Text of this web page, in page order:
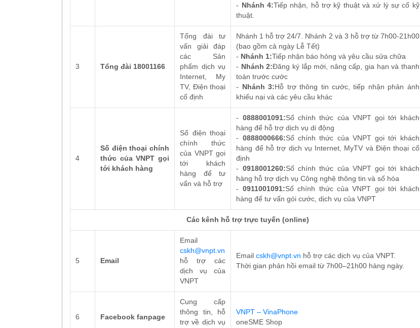
- Nhánh 4:Tiếp nhận, hỗ trợ kỹ thuật và xử lý sự cố kỹ
thuật.
3 Tổng đài 18001166
Tổng đài tư
vấn giải đáp
các Sản
phẩm dịch vụ
Internet, My
TV, Điện thoại
cố định
Nhánh 1 hỗ trợ 24/7. Nhánh 2 và 3 hỗ trợ từ 7h00-21h00
(bao gồm cả ngày Lễ Tết)
- Nhánh 1:Tiếp nhận báo hỏng và yêu cầu sửa chữa
- Nhánh 2:Đăng ký lắp mới, nâng cấp, gia hạn và thanh
toán trước cước
-
Nhánh 3: Hỗ trợ thông tin cước, tiếp nhận phản ánh
khiếu nại và các yêu cầu khác
4
Số điện thoại chính
thức của VNPT gọi
tới khách hàng
Số điện thoại
chính thức
của VNPT gọi
tới khách
hàng để tư
vấn và hỗ trợ
- 0888001091:Số chính thức của VNPT gọi tới khách
hàng để hỗ trợ dịch vụ di động
- 0888000666:Số chính thức của VNPT gọi tới khách
hàng để hỗ trợ dịch vụ Internet, MyTV và Điện thoại cố
định
- 0918001260:Số chính thức của VNPT gọi tới khách
hàng hỗ trợ dịch vụ Công nghệ thông tin và số hóa
- 0911001091:Số chính thức của VNPT gọi tới khách
hàng để tư vấn gói cước, dịch vụ của VNPT
Các kênh hỗ trợ trực tuyến (online)
5 Email
Email
cskh@vnpt.vn
hỗ trợ các
dịch vụ của
VNPT
Emailcskh@vnpt.vn hỗ trợ các dịch vụ của VNPT.
Thời gian phản hồi email từ 7h00–21h00 hàng ngày.
6 Facebook fanpage
Cung cấp
thông tin, hỗ
trợ về dịch vụ
VNPT – VinaPhone
oneSME Shop
7GB Data/ngày trong 30 ngày (hết dung
8GB Data/ngày trong 30 ngày (hết dung